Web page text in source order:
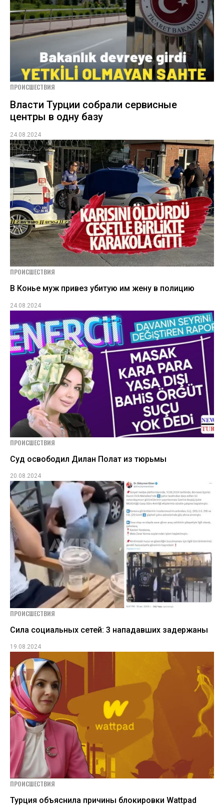
ПРОИСШЕСТВИЯ
Власти Турции собрали сервисные
центры в одну базу
24.08.2024
ПРОИСШЕСТВИЯ
В Конье муж привез убитую им жену в полицию
24.08.2024
ПРОИСШЕСТВИЯ
Суд освободил Дилан Полат из тюрьмы
20.08.2024
ПРОИСШЕСТВИЯ
Сила социальных сетей: 3 нападавших задержаны
19.08.2024
ПРОИСШЕСТВИЯ
Турция объяснила причины блокировки Wattpad